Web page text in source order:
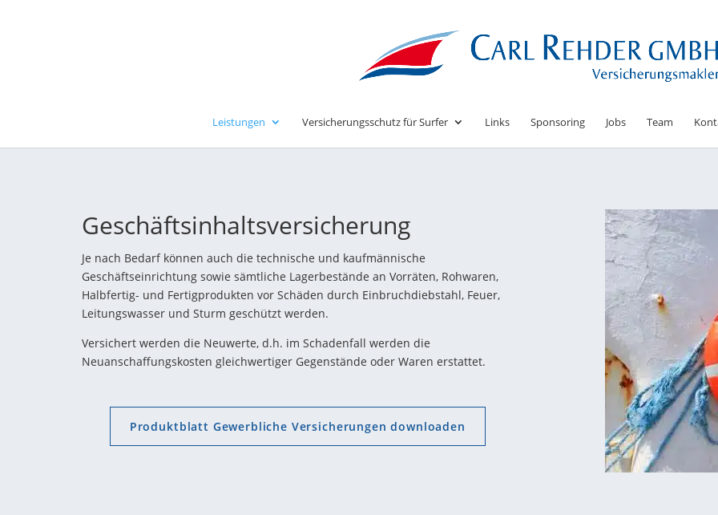
Leistungen Versicherungsschutz für Surfer Links Sponsoring Jobs Team
Geschäftsinhaltsversicherung
Je nach Bedarf können auch die technische und kaufmännische
Geschäftseinrichtung sowie sämtliche Lagerbestände an Vorräten, Rohwaren,
Halbfertig- und Fertigprodukten vor Schäden durch Einbruchdiebstahl, Feuer,
Leitungswasser und Sturm geschützt werden.
Versichert werden die Neuwerte, d.h. im Schadenfall werden die
Neuanschaffungskosten gleichwertiger Gegenstände oder Waren erstattet.
Produktblatt Gewerbliche Versicherungen downloaden